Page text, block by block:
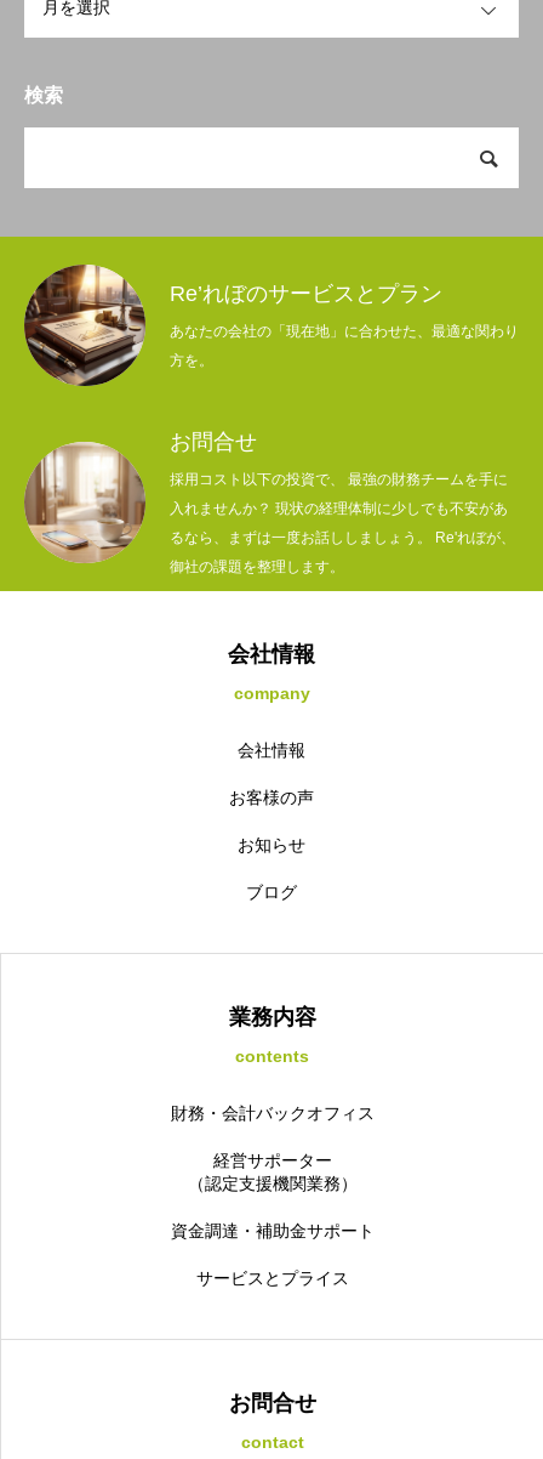
検索
Re’れぼのサービスとプラン
あなたの会社の「現在地」に合わせた、最適な関わり
方を。
お問合せ
採用コスト以下の投資で、 最強の財務チームを手に
入れませんか？ 現状の経理体制に少しでも不安があ
るなら、まずは一度お話ししましょう。 Re'れぼが、
御社の課題を整理します。
会社情報
company
会社情報
お客様の声
お知らせ
ブログ
業務内容
contents
財務・会計バックオフィス
経営サポーター
（認定支援機関業務）
資金調達・補助金サポート
サービスとプライス
お問合せ
contact